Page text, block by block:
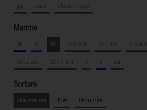
gri
coral albastru navy
Marime
XL M XS 5/6 ani 3/4 ani 1/2 ani
10-12 ani
12-14 ani S L xxl
Sortare
Cele mai noi Pret Denumire